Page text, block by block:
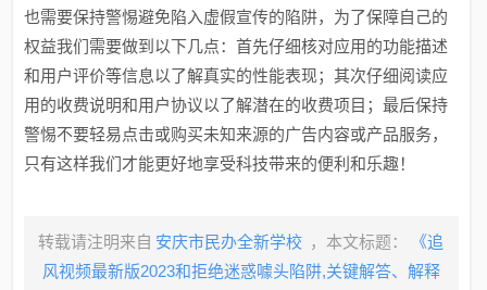
也需要保持警惕避免陷入虚假宣传的陷阱，为了保障自己的
权益我们需要做到以下几点：首先仔细核对应用的功能描述
和用户评价等信息以了解真实的性能表现；其次仔细阅读应
用的收费说明和用户协议以了解潜在的收费项目；最后保持
警惕不要轻易点击或购买未知来源的广告内容或产品服务，
只有这样我们才能更好地享受科技带来的便利和乐趣！
转载请注明来自 安庆市民办全新学校 ，本文标题：
《追
风视频最新版2023和拒绝迷惑噱头陷阱,关键解答、解释